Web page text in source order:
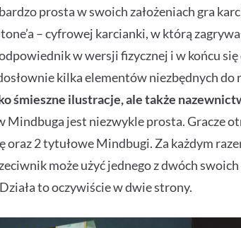
prosta w swoich założeniach gra
– cyfrowej karcianki, w którą
w wersji fizycznej i w końcu
kilka elementów niezbędnych do
śmieszne ilustracje, ale także
Mindbuga jest niezwykle prosta. Gracze
oraz 2 tytułowe Mindbugi. Za każdym
może użyć jednego z dwóch
to oczywiście w dwie strony.